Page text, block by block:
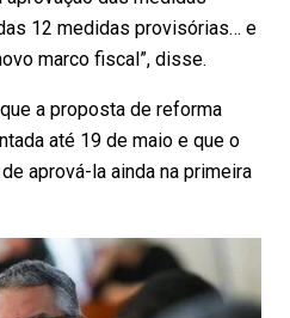
12 medidas provisórias… e
marco fiscal”, disse.
a proposta de reforma
até 19 de maio e que o
aprová-la ainda na primeira